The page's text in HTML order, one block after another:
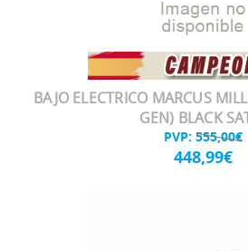
BAJO ELECTRICO MARCUS
GEN) BLACK
PVP: 555,00€
448,99€